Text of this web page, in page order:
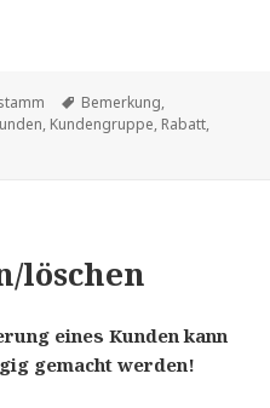
Schlagwörter
Bemerkung,
, Kundengruppe, Rabatt,
löschen
eines Kunden kann
gemacht werden!